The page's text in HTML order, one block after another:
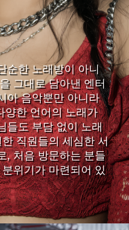
순한 노래방이 아니
그대로 담아낸 엔터
아 음악뿐만 아니라
양한 언어의 노래가
들도 부담 없이 노래
직원들의 세심한 서
, 처음 방문하는 분들
위기가 마련되어 있